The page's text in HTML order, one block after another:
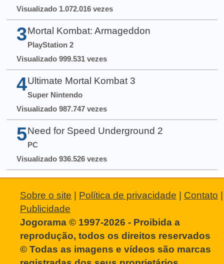
Visualizado 1.072.016 vezes
3 Mortal Kombat: Armageddon
PlayStation 2
Visualizado 999.531 vezes
4 Ultimate Mortal Kombat 3
Super Nintendo
Visualizado 987.747 vezes
5 Need for Speed Underground 2
PC
Visualizado 936.526 vezes
Sobre o site | Política de privacidade | Contato |
Publicidade
Jogorama © 1997-2026 - Proibida a
reprodução, todos os direitos reservados
© Todas as imagens e vídeos são marcas